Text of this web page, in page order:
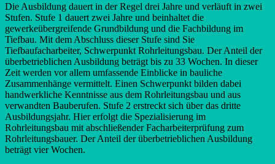
Die Ausbildung dauert in der Regel drei Jahre und verläuft in zwei
Stufen. Stufe 1 dauert zwei Jahre und beinhaltet die
gewerkeübergreifende Grundbildung und die Fachbildung im
Tiefbau. Mit dem Abschluss dieser Stufe sind Sie
Tiefbaufacharbeiter, Schwerpunkt Rohrleitungsbau. Der Anteil der
überbetrieblichen Ausbildung beträgt bis zu 33 Wochen. In dieser
Zeit werden vor allem umfassende Einblicke in bauliche
Zusammenhänge vermittelt. Einen Schwerpunkt bilden dabei
handwerkliche Kenntnisse aus dem Rohrleitungsbau und aus
verwandten Bauberufen. Stufe 2 erstreckt sich über das dritte
Ausbildungsjahr. Hier erfolgt die Spezialisierung im
Rohrleitungsbau mit abschließender Facharbeiterprüfung zum
Rohrleitungsbauer. Der Anteil der überbetrieblichen Ausbildung
beträgt vier Wochen.